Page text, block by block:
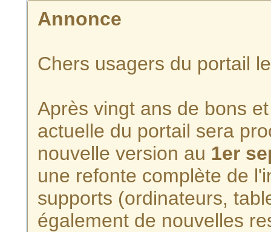
Annonce
Chers usagers du portail
Après vingt ans de bons
actuelle du portail sera
nouvelle version au 1er
une refonte complète de
supports (ordinateurs,
également de nouvelles